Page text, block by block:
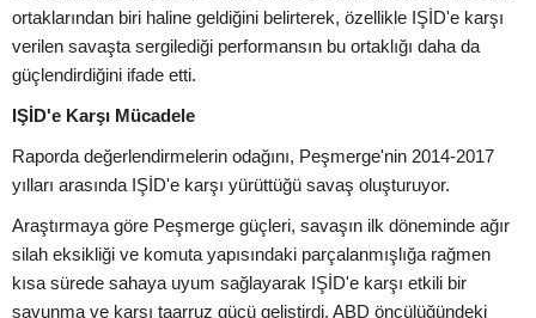
ortaklarından biri haline geldiğini belirterek, özellikle IŞİD'e karşı
verilen savaşta sergilediği performansın bu ortaklığı daha da
güçlendirdiğini ifade etti.
IŞİD'e Karşı Mücadele
Raporda değerlendirmelerin odağını, Peşmerge'nin 2014-2017
yılları arasında IŞİD'e karşı yürüttüğü savaş oluşturuyor.
Araştırmaya göre Peşmerge güçleri, savaşın ilk döneminde ağır
silah eksikliği ve komuta yapısındaki parçalanmışlığa rağmen
kısa sürede sahaya uyum sağlayarak IŞİD'e karşı etkili bir
savunma ve karşı taarruz gücü geliştirdi. ABD öncülüğündeki